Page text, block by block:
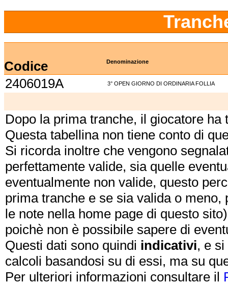
Codice Denominazione
2406019A 3° OPEN GIORNO DI ORDINARIA FOLLIA
Dopo la prima tranche, il giocatore
Questa tabellina non tiene conto di
Si ricorda inoltre che vengono
perfettamente valide, sia quelle
eventualmente non valide, questo
prima tranche e se sia valida o
le note nella home page di questo
poichè non è possibile sapere di
Questi dati sono quindi indicativi, e
calcoli basandosi su di essi, ma su
Per ulteriori informazioni consultare il